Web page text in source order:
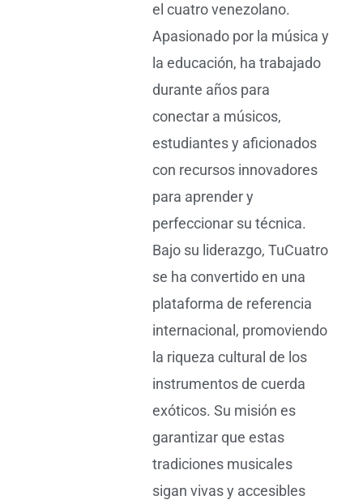
el cuatro venezolano.
Apasionado por la música y
la educación, ha trabajado
durante años para
conectar a músicos,
estudiantes y aficionados
con recursos innovadores
para aprender y
perfeccionar su técnica.
Bajo su liderazgo, TuCuatro
se ha convertido en una
plataforma de referencia
internacional, promoviendo
la riqueza cultural de los
instrumentos de cuerda
exóticos. Su misión es
garantizar que estas
tradiciones musicales
sigan vivas y accesibles